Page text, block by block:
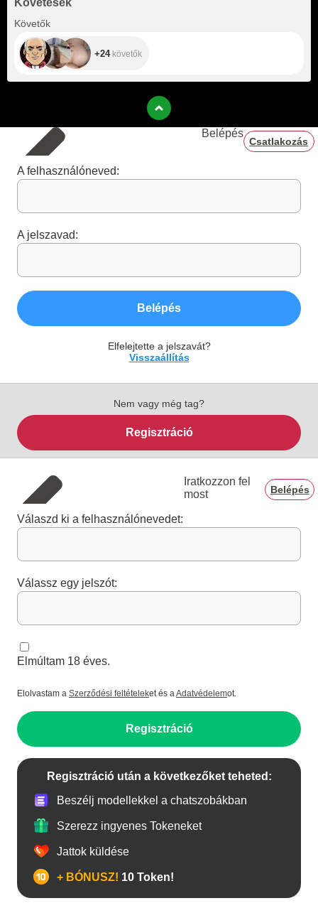
Követések
Követők
+24követők
Belépés
Csatlakozás
A felhasználóneved:
A jelszavad:
Belépés
Elfelejtette a jelszavát?
Visszaállítás
Nem vagy még tag?
Regisztráció
Iratkozzon fel
most
Belépés
Válaszd ki a felhasználónevedet:
Válassz egy jelszót:
Elmúltam 18 éves.
Elolvastam a Szerződési feltételeket és aAdatvédelemot.
Regisztráció
Regisztráció után a következőket teheted:
Beszélj modellekkel a chatszobákban
Szerezz ingyenes Tokeneket
Jattok küldése
+ BÓNUSZ! 10 Token!